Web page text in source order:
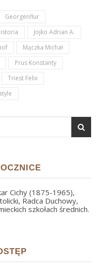
Georgenflur
Jojko Adrian A.
Mączka Michał
Prus Konstanty
Triest Felix
Cichy (1875-1965),
Radca Duchowy,
szkołach średnich.